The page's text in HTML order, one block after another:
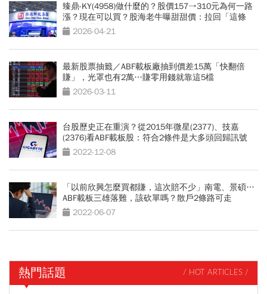
臻鼎-KY(4958)做什麼的？股價157→310元為何一路
漲？現在可以買？股海老牛曝甜甜價：拉回「這條
線」閉眼撿
2026-04-21
最新股票抽籤／ABF載板廠抽到價差15萬「快翻倍
賺」，光罩也有2萬…賺零用錢就靠這5檔
2026-03-11
台股歷史正在重演？從2015年微星(2377)、技嘉
(2376)看ABF載板股：符合2條件是大多頭回歸訊號
2022-12-08
「以前欣興怎麼買都賺，這次賠不少」南電、景碩…
ABF載板三雄落難，該砍單嗎？散戶2條路可走
2022-06-07
熱門話題 / HOT ARTICLES /